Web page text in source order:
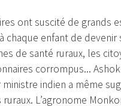
ont suscité de grands
chaque enfant de
de santé ruraux, les
corrompus...
indien a même
ruraux. L’agronome